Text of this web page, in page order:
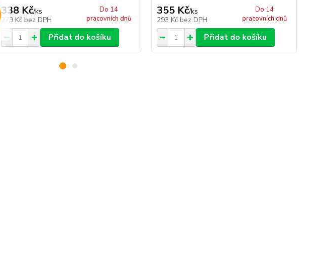
338 Kč/ks
279 Kč bez DPH
Do 14
pracovních dnů
Přidat do košíku
355 Kč/ks
293 Kč bez DPH
Do 14
pracovních dnů
Přidat do košíku